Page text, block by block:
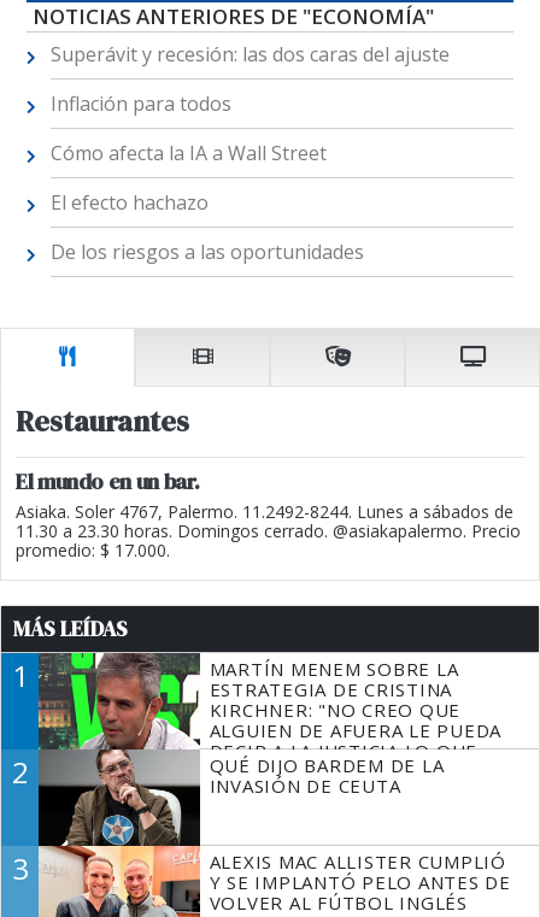
NOTICIAS ANTERIORES DE "ECONOMÍA"
Superávit y recesión: las dos caras del ajuste
Inflación para todos
Cómo afecta la IA a Wall Street
El efecto hachazo
De los riesgos a las oportunidades
Restaurantes
El mundo en un bar.
Asiaka. Soler 4767, Palermo. 11.2492-8244. Lunes a sábados de
11.30 a 23.30 horas. Domingos cerrado. @asiakapalermo. Precio
promedio: $ 17.000.
MÁS LEÍDAS
1
MARTÍN MENEM SOBRE LA
ESTRATEGIA DE CRISTINA
KIRCHNER: "NO CREO QUE
ALGUIEN DE AFUERA LE PUEDA
DECIR A LA JUSTICIA LO QUE
TIENE QUE HACER"
2
QUÉ DIJO BARDEM DE LA
INVASIÓN DE CEUTA
3
ALEXIS MAC ALLISTER CUMPLIÓ
Y SE IMPLANTÓ PELO ANTES DE
VOLVER AL FÚTBOL INGLÉS